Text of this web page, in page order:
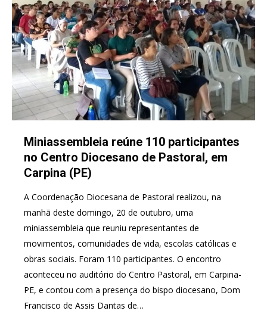
Miniassembleia reúne 110 participantes
no Centro Diocesano de Pastoral, em
Carpina (PE)
A Coordenação Diocesana de Pastoral realizou, na
manhã deste domingo, 20 de outubro, uma
miniassembleia que reuniu representantes de
movimentos, comunidades de vida, escolas católicas e
obras sociais. Foram 110 participantes. O encontro
aconteceu no auditório do Centro Pastoral, em Carpina-
PE, e contou com a presença do bispo diocesano, Dom
Francisco de Assis Dantas de…